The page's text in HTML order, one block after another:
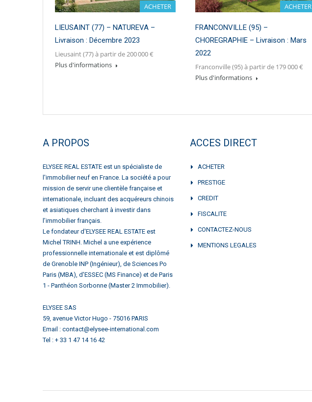
ACHETER
LIEUSAINT (77) – NATUREVA –
Livraison : Décembre 2023
Lieusaint (77) à partir de 200 000 €
Plus d'informations
ACHETER
FRANCONVILLE (95) –
CHOREGRAPHIE – Livraison : Mars
2022
Franconville (95) à partir de 179 000 €
Plus d'informations
A PROPOS
ELYSEE REAL ESTATE est un spécialiste de
l'immobilier neuf en France. La société a pour
mission de servir une clientèle française et
internationale, incluant des acquéreurs chinois
et asiatiques cherchant à investir dans
l’immobilier français.
Le fondateur d'ELYSEE REAL ESTATE est
Michel TRINH. Michel a une expérience
professionnelle internationale et est diplômé
de Grenoble INP (Ingénieur), de Sciences Po
Paris (MBA), d'ESSEC (MS Finance) et de Paris
1 - Panthéon Sorbonne (Master 2 Immobilier).
ELYSEE SAS
59, avenue Victor Hugo - 75016 PARIS
Email : contact@elysee-international.com
Tel : + 33 1 47 14 16 42
ACCES DIRECT
ACHETER
PRESTIGE
CREDIT
FISCALITE
CONTACTEZ-NOUS
MENTIONS LEGALES